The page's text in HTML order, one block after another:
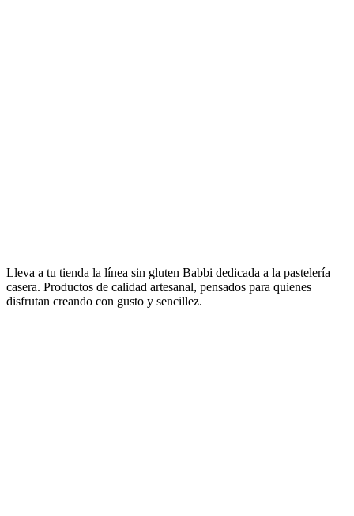
Lleva a tu tienda la línea sin gluten Babbi dedicada a la pastelería
casera. Productos de calidad artesanal, pensados para quienes
disfrutan creando con gusto y sencillez.